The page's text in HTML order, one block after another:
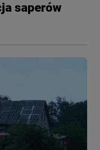
saperów